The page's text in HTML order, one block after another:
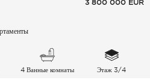
3 800 000 EUR
4 Ванные комнаты Этаж 3/4